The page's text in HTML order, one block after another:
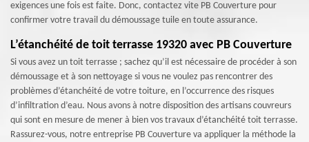
exigences une fois est faite. Donc, contactez vite PB Couverture pour
confirmer votre travail du démoussage tuile en toute assurance.
L’étanchéité de toit terrasse 19320 avec PB Couverture
Si vous avez un toit terrasse ; sachez qu’il est nécessaire de procéder à son
démoussage et à son nettoyage si vous ne voulez pas rencontrer des
problèmes d’étanchéité de votre toiture, en l’occurrence des risques
d’infiltration d’eau. Nous avons à notre disposition des artisans couvreurs
qui sont en mesure de mener à bien vos travaux d’étanchéité toit terrasse.
Rassurez-vous, notre entreprise PB Couverture va appliquer la méthode la